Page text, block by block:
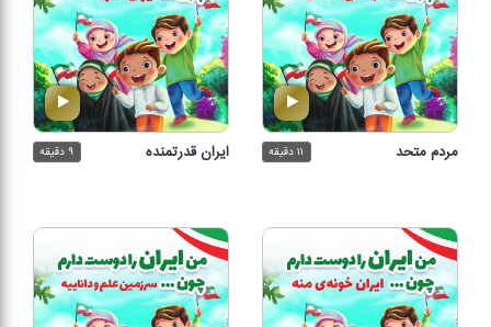
مردم متحد ۱۱ دقیقه ایران قدرتمنده ۹ دقیقه